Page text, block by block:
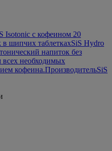
Isotonic с кофеином 20
в шипчих таблеткахSiS Hydro
напиток без
всех необходимых
кофеина.ПроизводительSiS